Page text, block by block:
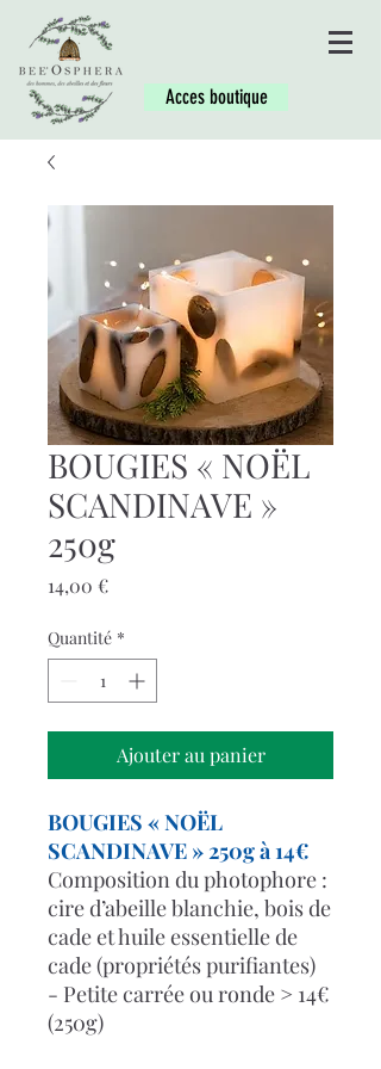
Acces boutique
BOUGIES « NOËL
SCANDINAVE »
250g
14,00 €Prix
Quantité *
Ajouter au panier
BOUGIES « NOËL
SCANDINAVE » 250g à 14€
Composition du photophore :
cire d’abeille blanchie, bois de
cade et huile essentielle de
cade (propriétés purifiantes)
- Petite carrée ou ronde > 14€
(250g)